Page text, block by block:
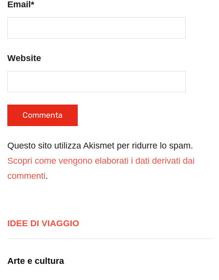
Email*
Website
Questo sito utilizza Akismet per ridurre lo spam.
Scopri come vengono elaborati i dati derivati dai
commenti.
IDEE DI VIAGGIO
Arte e cultura